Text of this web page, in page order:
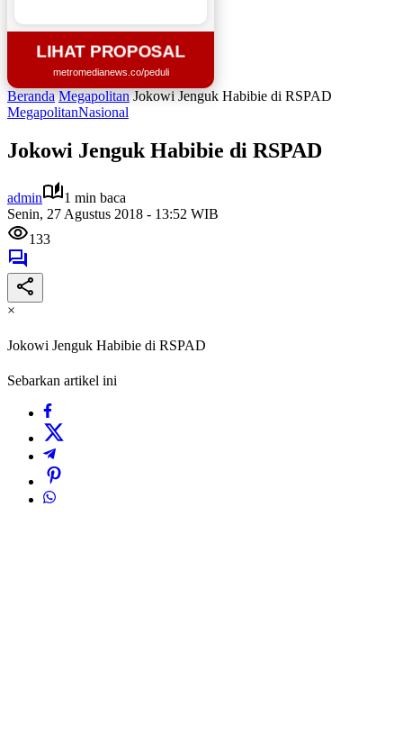
LIHAT PROPOSAL
metromedianews.co/peduli
Beranda Megapolitan Jokowi Jenguk Habibie di RSPAD
MegapolitanNasional
Jokowi Jenguk Habibie di RSPAD
admin
1 min baca
Senin, 27 Agustus 2018 - 13:52 WIB
133
×
Jokowi Jenguk Habibie di RSPAD
Sebarkan artikel ini